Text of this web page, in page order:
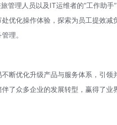
管理人员以及IT运维者的“工作助手
处优化操作体验，探索为员工提效
理。
断优化升级产品与服务体系，引
了众多企业的发展转型，赢得了